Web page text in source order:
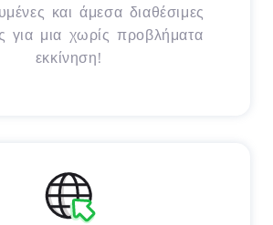
και άμεσα διαθέσιμες
για μια χωρίς προβλήματα
εκκίνηση!